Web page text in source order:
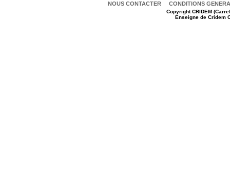
NOUS CONTACTER CONDITIONS
CopyrightCRIDEM
Enseigne de Cridem